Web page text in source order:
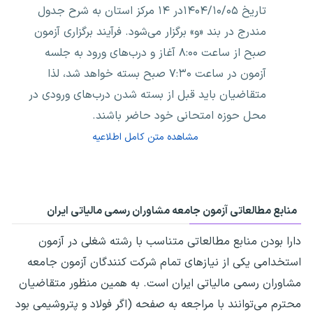
تاریخ ۱۴۰۴/۱۰/۰۵در ۱۴ مرکز استان به شرح جدول
مندرج در بند «و» برگزار می‌شود. فرآیند برگزاری آزمون
صبح از ساعت ۸:۰۰ آغاز و درب‌های ورود به جلسه
آزمون در ساعت ۷:۳۰ صبح بسته خواهد شد، لذا
متقاضیان باید قبل از بسته شدن درب‌های ورودی در
محل حوزه امتحانی خود حاضر باشند.
مشاهده متن کامل اطلاعیه
منابع مطالعاتی آزمون جامعه مشاوران رسمی مالیاتی ایران
دارا بودن منابع مطالعاتی متناسب با رشته شغلی در آزمون
استخدامی یکی از نیازهای تمام شرکت کنندگان آزمون جامعه
مشاوران رسمی مالیاتی ایران است. به همین منظور متقاضیان
محترم می‌توانند با مراجعه به صفحه (اگر فولاد و پتروشیمی بود